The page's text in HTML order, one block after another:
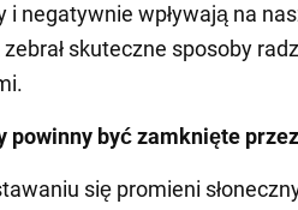
i negatywnie wpływają na
zebrał skuteczne sposoby
powinny być zamknięte
się promieni